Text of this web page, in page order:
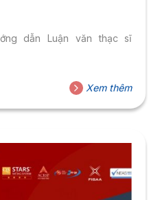
dẫn Luận văn thạc sĩ
Xem thêm